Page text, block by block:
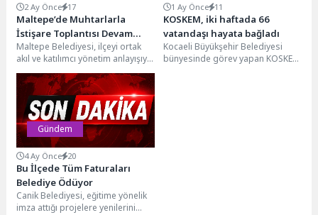
2 Ay Önce 17
Maltepe’de Muhtarlarla
İstişare Toplantısı Devam
Ediyor
Maltepe Belediyesi, ilçeyi ortak
akıl ve katılımcı yönetim anlayışıyla
yönetme hedefi doğrultusunda
mahalle muhtarlarıyla bir...
1 Ay Önce 11
KOSKEM, iki haftada 66
vatandaşı hayata bağladı
Kocaeli Büyükşehir Belediyesi
bünyesinde görev yapan KOSKEM
Gündem
4 Ay Önce 20
Bu İlçede Tüm Faturaları
Belediye Ödüyor
Canik Belediyesi, eğitime yönelik
imza attığı projelere yenilerini